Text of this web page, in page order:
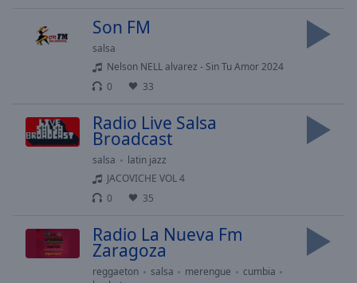
Opacity
Background
Color
Son FM
salsa
Nelson NELL alvarez - Sin Tu Amor 2024
0
33
Radio Live Salsa
Broadcast
salsa
latin jazz
JACOVICHE VOL 4
0
35
Radio La Nueva Fm
Zaragoza
reggaeton salsa merengue
cumbia